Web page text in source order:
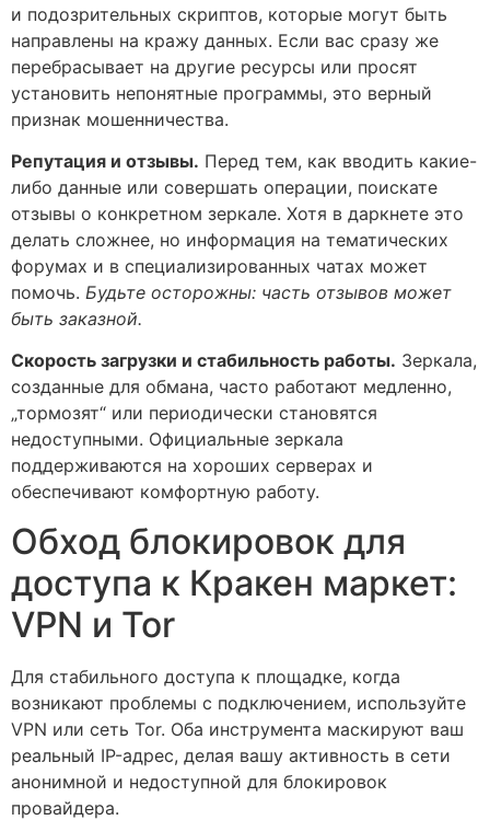
и подозрительных скриптов, которые могут быть
направлены на кражу данных. Если вас сразу же
перебрасывает на другие ресурсы или просят
установить непонятные программы, это верный
признак мошенничества.
Репутация и отзывы. Перед тем, как вводить какие-
либо данные или совершать операции, поискате
отзывы о конкретном зеркале. Хотя в даркнете это
делать сложнее, но информация на тематических
форумах и в специализированных чатах может
помочь. Будьте осторожны: часть отзывов может
быть заказной.
Скорость загрузки и стабильность работы. Зеркала,
созданные для обмана, часто работают медленно,
„тормозят“ или периодически становятся
недоступными. Официальные зеркала
поддерживаются на хороших серверах и
обеспечивают комфортную работу.
Обход блокировок для
доступа к Кракен маркет:
VPN и Tor
Для стабильного доступа к площадке, когда
возникают проблемы с подключением, используйте
VPN или сеть Tor. Оба инструмента маскируют ваш
реальный IP-адрес, делая вашу активность в сети
анонимной и недоступной для блокировок
провайдера.